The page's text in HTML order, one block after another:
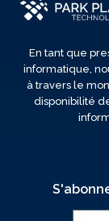
En tant que
informatique,
à travers le
disponibilité